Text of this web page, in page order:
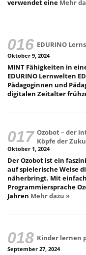
verwendet eine Mehr
EDURINO
Oktober 9, 2024
MINT Fähigkeiten in
EDURINO Lernwelten
Pädagoginnen und
digitalen Zeitalter
Ozobot – der
Köpfe der
Oktober 1, 2024
Der Ozobot ist ein
auf spielerische Weise
näherbringt. Mit
Programmiersprache
Jahren Mehr dazu »
Kinder lernen
September 27, 2024